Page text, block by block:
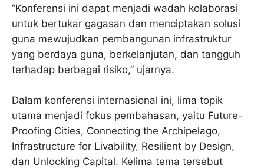
“Konferensi ini dapat menjadi wadah kolaborasi
untuk bertukar gagasan dan menciptakan solusi
guna mewujudkan pembangunan infrastruktur
yang berdaya guna, berkelanjutan, dan tangguh
terhadap berbagai risiko,” ujarnya.
Dalam konferensi internasional ini, lima topik
utama menjadi fokus pembahasan, yaitu Future-
Proofing Cities, Connecting the Archipelago,
Infrastructure for Livability, Resilient by Design,
dan Unlocking Capital. Kelima tema tersebut